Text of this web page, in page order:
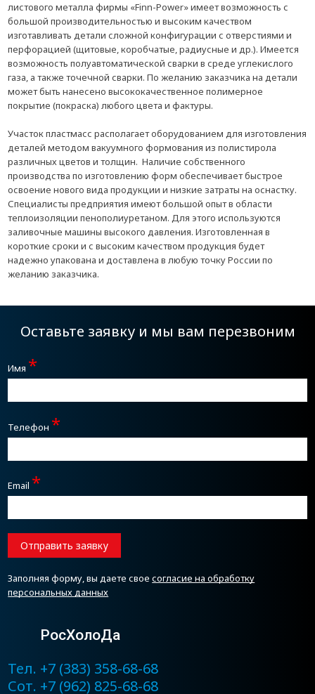
листового металла фирмы «Finn-Power» имеет возможность с
большой производительностью и высоким качеством
изготавливать детали сложной конфигурации с отверстиями и
перфорацией (щитовые, коробчатые, радиусные и др.). Имеется
возможность полуавтоматической сварки в среде углекислого
газа, а также точечной сварки. По желанию заказчика на детали
может быть нанесено высококачественное полимерное
покрытие (покраска) любого цвета и фактуры.
Участок пластмасс располагает оборудованием для изготовления
деталей методом вакуумного формования из полистирола
различных цветов и толщин. Наличие собственного
производства по изготовлению форм обеспечивает быстрое
освоение нового вида продукции и низкие затраты на оснастку.
Специалисты предприятия имеют большой опыт в области
теплоизоляции пенополиуретаном. Для этого используются
заливочные машины высокого давления. Изготовленная в
короткие сроки и с высоким качеством продукция будет
надежно упакована и доставлена в любую точку России по
желанию заказчика.
Оставьте заявку и мы вам перезвоним
Имя *
Телефон *
Email *
Отправить заявку
Заполняя форму, вы даете своесогласие на обработку
персональных данных
РосХолоДа
Тел. +7 (383) 358-68-68
Сот. +7 (962) 825-68-68